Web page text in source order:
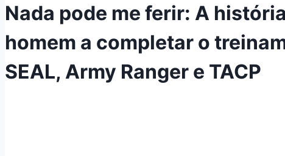
Nada pode me ferir: A
homem a completar o
SEAL, Army Ranger e TACP